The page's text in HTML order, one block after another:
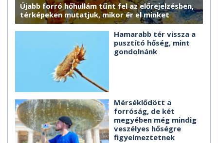
Újabb forró hőhullám tűnt fel az előrejelzésben,
térképeken mutatjuk, mikor ér el minket
Hamarabb tér vissza a
pusztító hőség, mint
gondolnánk
Mérséklődött a
forróság, de két
megyében még mindig
veszélyes hőségre
figyelmeztetnek